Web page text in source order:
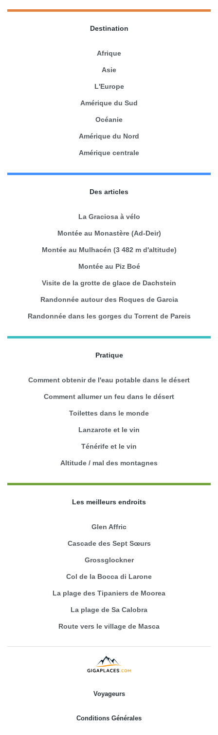
Destination
Afrique
Asie
L'Europe
Amérique du Sud
Océanie
Amérique du Nord
Amérique centrale
Des articles
La Graciosa à vélo
Montée au Monastère (Ad-Deir)
Montée au Mulhacén (3 482 m d'altitude)
Montée au Piz Boé
Visite de la grotte de glace de Dachstein
Randonnée autour des Roques de Garcia
Randonnée dans les gorges du Torrent de Pareis
Pratique
Comment obtenir de l'eau potable dans le désert
Comment allumer un feu dans le désert
Toilettes dans le monde
Lanzarote et le vin
Ténérife et le vin
Altitude / mal des montagnes
Les meilleurs endroits
Glen Affric
Cascade des Sept Sœurs
Grossglockner
Col de la Bocca di Larone
La plage des Tipaniers de Moorea
La plage de Sa Calobra
Route vers le village de Masca
Voyageurs
Conditions Générales